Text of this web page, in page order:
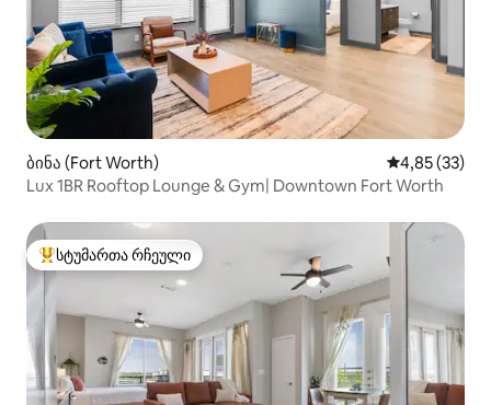
ბინა (Fort Worth) საშუალო
4,85 (33)
Lux 1BR Rooftop Lounge & Gym| Downtown Fort Worth
სტუმართა რჩეული მოწინავე ვარიანტი
სტუმართა რჩეული